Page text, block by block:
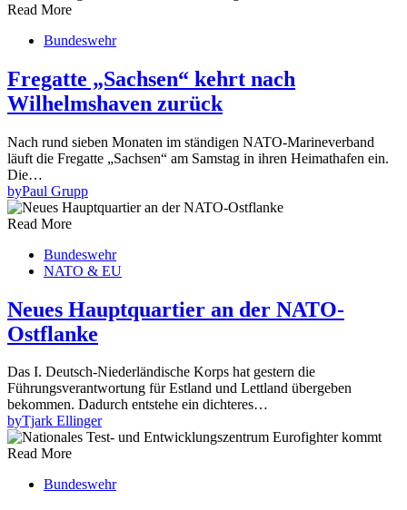
Read More
Bundeswehr
Fregatte „Sachsen“ kehrt nach
Wilhelmshaven zurück
Nach rund sieben Monaten im ständigen NATO-Marineverband
läuft die Fregatte „Sachsen“ am Samstag in ihren Heimathafen ein.
Die…
byPaul Grupp
Read More
Bundeswehr
NATO & EU
Neues Hauptquartier an der NATO-
Ostflanke
Das I. Deutsch-Niederländische Korps hat gestern die
Führungsverantwortung für Estland und Lettland übergeben
bekommen. Dadurch entstehe ein dichteres…
byTjark Ellinger
Read More
Bundeswehr